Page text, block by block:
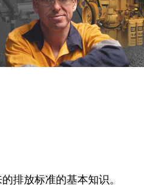
排放标准的基本知识。